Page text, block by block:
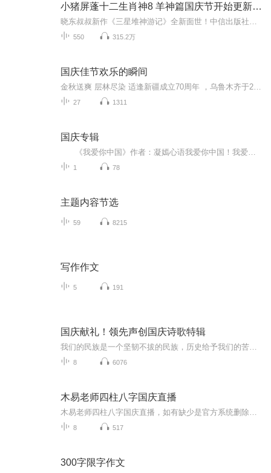
小猪屏蓬十二生肖神8 羊神篇国庆节开始更新啦！
550 315.2万
国庆佳节欢乐的瞬间
27 1311
国庆专辑
1 78
主题内容节选
59 8215
写作作文
5 191
国庆献礼！领先声创国庆诗歌特辑
8 6076
木易老师四柱八字国庆直播
8 517
300字限字作文